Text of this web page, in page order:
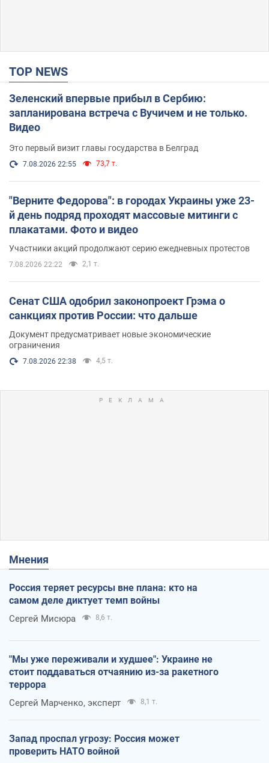
TOP NEWS
Зеленский впервые прибыл в Сербию:
запланирована встреча с Вучичем и не только.
Видео
Это первый визит главы государства в Белград
7.08.2026 22:55 73,7 т.
"Верните Федорова": в городах Украины уже 23-
й день подряд проходят массовые митинги с
плакатами. Фото и видео
Участники акций продолжают серию ежедневных протестов
7.08.2026 22:22 2,1 т.
Сенат США одобрил законопроект Грэма о
санкциях против России: что дальше
Документ предусматривает новые экономические
ограничения
7.08.2026 22:38 4,5 т.
Мнения
Россия теряет ресурсы вне плана: кто на
самом деле диктует темп войны
Сергей Мисюра 8,6 т.
"Мы уже переживали и худшее": Украине не
стоит поддаваться отчаянию из-за ракетного
террора
Сергей Марченко, эксперт 8,1 т.
Запад проспал угрозу: Россия может
проверить НАТО войной